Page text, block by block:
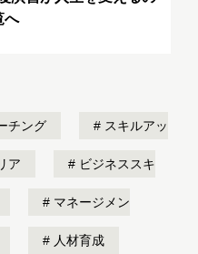
へ
チング スキルアッ
ア ビジネススキ
マネージメン
人材育成